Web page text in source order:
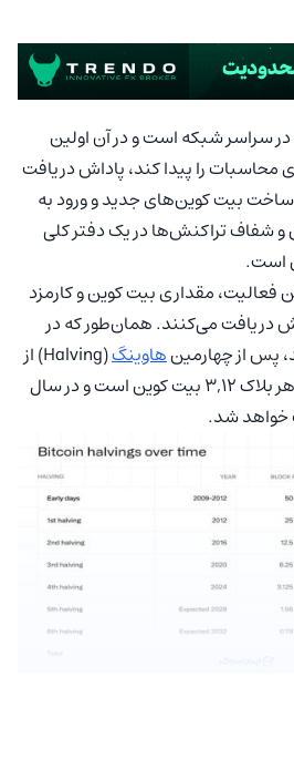
سراسر شبکه است و در آن اولین
محاسبات را پیدا کند، پاداش دریافت
ساخت بیت کوین‌های جدید و ورود به
شفاف تراکنش‌ها در یک دفتر کلی
است.
فعالیت، مقداری بیت کوین و کارمزد
دریافت می‌کنند. همان‌طور که در
پس از چهارمینهاوینگ
(Halving) از
سال ۲۰۲۴، پاداش ساخت هر بلاک 3,12 بیت کوین است و در سال‌